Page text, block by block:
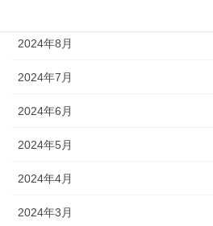
2024年8月
2024年7月
2024年6月
2024年5月
2024年4月
2024年3月